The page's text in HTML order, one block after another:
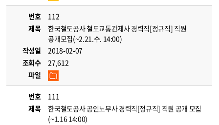
번호
112
제목
한국철도공사 철도교통관제사 경력직[정규직] 직원
공개모집(~2.21.수. 14:00)
작성일
2018-02-07
조회수
27,612
파일
번호
111
제목
한국철도공사 공인노무사 경력직[정규직] 직원 공개 모집
(~1.16 14:00)